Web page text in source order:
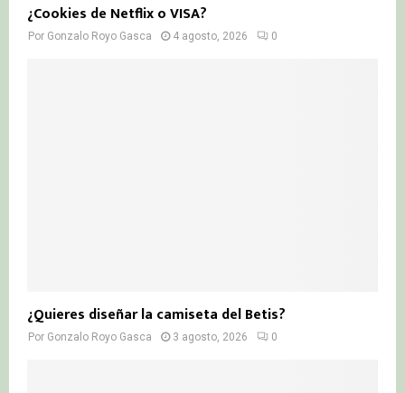
¿Cookies de Netflix o VISA?
Por Gonzalo Royo Gasca 4 agosto, 2026 0
¿Quieres diseñar la camiseta del Betis?
Por Gonzalo Royo Gasca 3 agosto, 2026 0